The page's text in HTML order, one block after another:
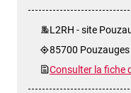
L2RH - site
85700 Pouzauges
Consulter la fiche